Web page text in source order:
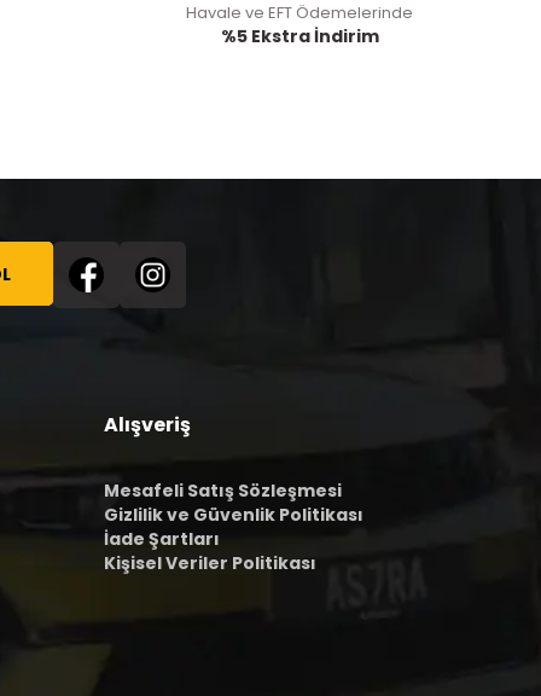
Havale ve EFT Ödemelerinde
%5 Ekstra İndirim
Alışveriş
Mesafeli Satış Sözleşmesi
Gizlilik ve Güvenlik Politikası
İade Şartları
Kişisel Veriler Politikası